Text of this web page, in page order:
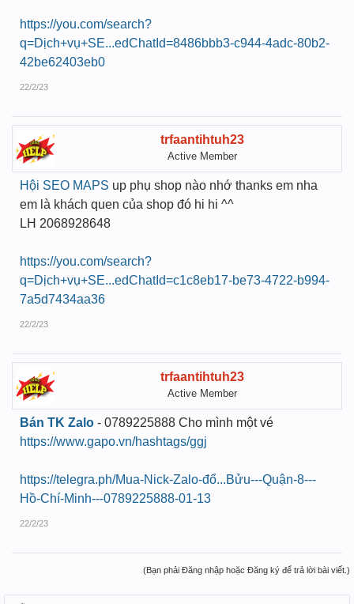
https://you.com/search?
q=Dịch+vụ+SE...edChatId=8486bbb3-c944-4adc-80b2-
42be62403eb0
22/2/23
trfaantihtuh23
Active Member
Hội SEO MAPS up phụ shop nào nhớ thanks em nha
em là khách quen của shop đó hi hi ^^
LH 2068928648
https://you.com/search?
q=Dịch+vụ+SE...edChatId=c1c8eb17-be73-4722-b994-
7a5d7434aa36
22/2/23
trfaantihtuh23
Active Member
Bán TK Zalo - 0789225888 Cho mình một vé
https://www.gapo.vn/hashtags/ggj
https://telegra.ph/Mua-Nick-Zalo-đổ...Bửu---Quận-8---
Hồ-Chí-Minh---0789225888-01-13
22/2/23
(Bạn phải Đăng nhập hoặc Đăng ký để trả lời bài viết.)